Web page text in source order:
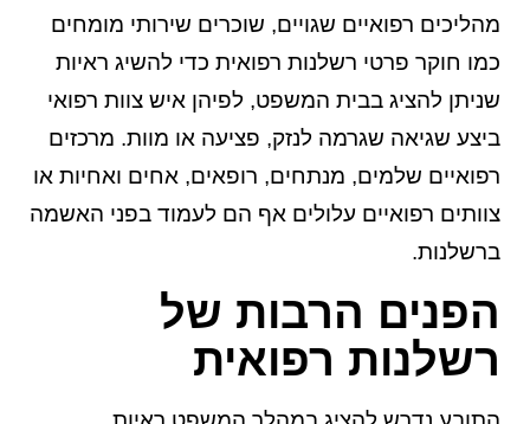
מהליכים רפואיים שגויים, שוכרים שירותי מומחים
כמו חוקר פרטי רשלנות רפואית כדי להשיג ראיות
שניתן להציג בבית המשפט, לפיהן איש צוות רפואי
ביצע שגיאה שגרמה לנזק, פציעה או מוות. מרכזים
רפואיים שלמים, מנתחים, רופאים, אחים ואחיות או
צוותים רפואיים עלולים אף הם לעמוד בפני האשמה
ברשלנות.
הפנים הרבות של
רשלנות רפואית